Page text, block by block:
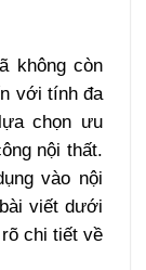
không còn
với tính đa
chọn ưu
nội thất.
vào nội
viết dưới
chi tiết về